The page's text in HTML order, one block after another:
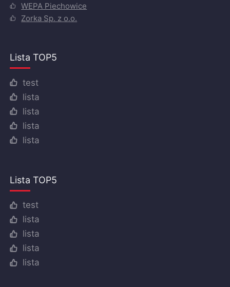
WEPA Piechowice
Zorka Sp. z o.o.
Lista TOP5
test
lista
lista
lista
lista
Lista TOP5
test
lista
lista
lista
lista